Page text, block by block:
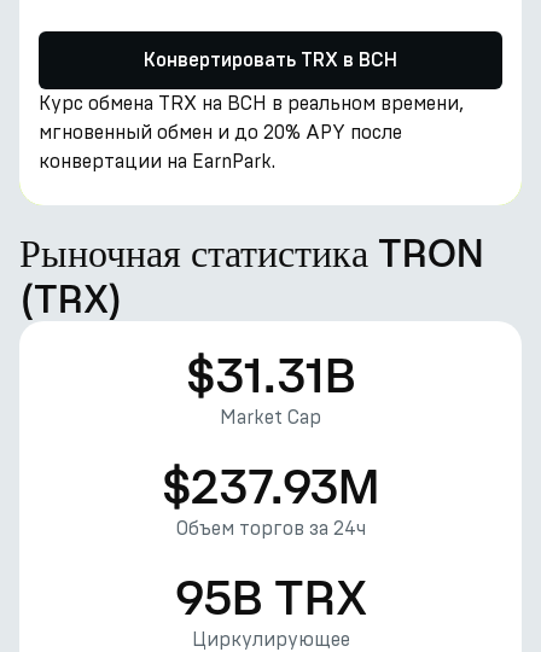
Конвертировать TRX в BCH
Курс обмена TRX на BCH в реальном времени,
мгновенный обмен и до 20% APY после
конвертации на EarnPark.
Рыночная статистика TRON
(TRX)
$31.31B
Market Cap
$237.93M
Объем торгов за 24ч
95B TRX
Циркулирующее